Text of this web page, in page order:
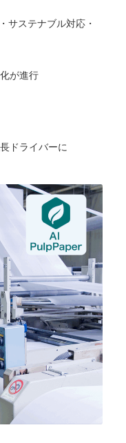
サステナブル対応・
が進行
ドライバーに